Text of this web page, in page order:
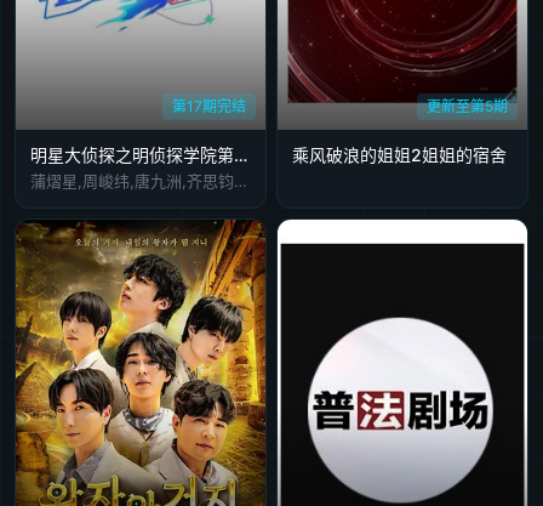
第17期完结
明星大侦探之明侦探学院第1季
蒲熠星,周峻纬,唐九洲,齐思钧,石凯,郭文韬,邵明明
更新至第5期
乘风破浪的姐姐2姐姐的宿舍